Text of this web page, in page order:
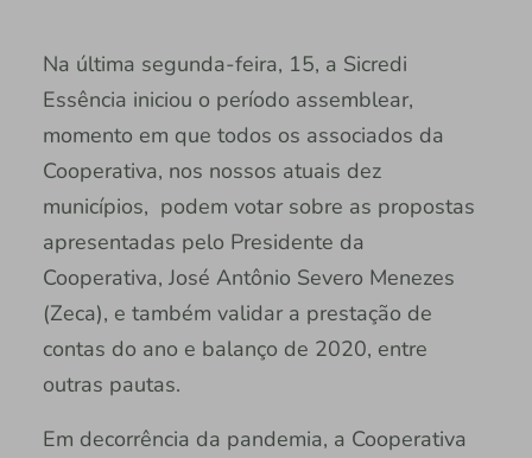
Na última segunda-feira, 15, a Sicredi
Essência iniciou o período assemblear,
momento em que todos os associados da
Cooperativa, nos nossos atuais dez
municípios, podem votar sobre as propostas
apresentadas pelo Presidente da
Cooperativa, José Antônio Severo Menezes
(Zeca), e também validar a prestação de
contas do ano e balanço de 2020, entre
outras pautas.
Em decorrência da pandemia, a Cooperativa